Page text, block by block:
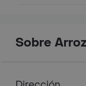
Sobre